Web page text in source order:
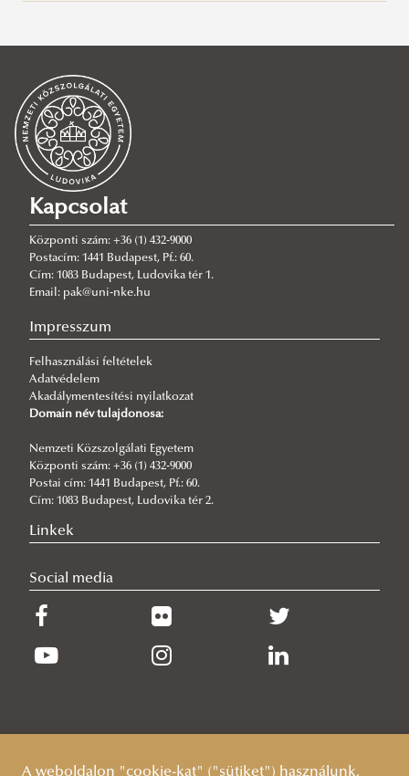
Kapcsolat
Központi szám: +36 (1) 432-9000
Postacím: 1441 Budapest, Pf.: 60.
Cím: 1083 Budapest, Ludovika tér 1.
Email: pak@uni-nke.hu
Impresszum
Felhasználási feltételek
Adatvédelem
Akadálymentesítési nyilatkozat
Domain név tulajdonosa:
Nemzeti Közszolgálati Egyetem
Központi szám: +36 (1) 432-9000
Postai cím: 1441 Budapest, Pf.: 60.
Cím: 1083 Budapest, Ludovika tér 2.
Linkek
Social media
A weboldalon "cookie-kat" ("sütiket") használunk,